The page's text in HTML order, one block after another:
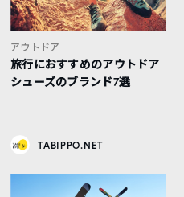
アウトドア
旅行におすすめのアウトドア
シューズのブランド7選
TABIPPO.NET